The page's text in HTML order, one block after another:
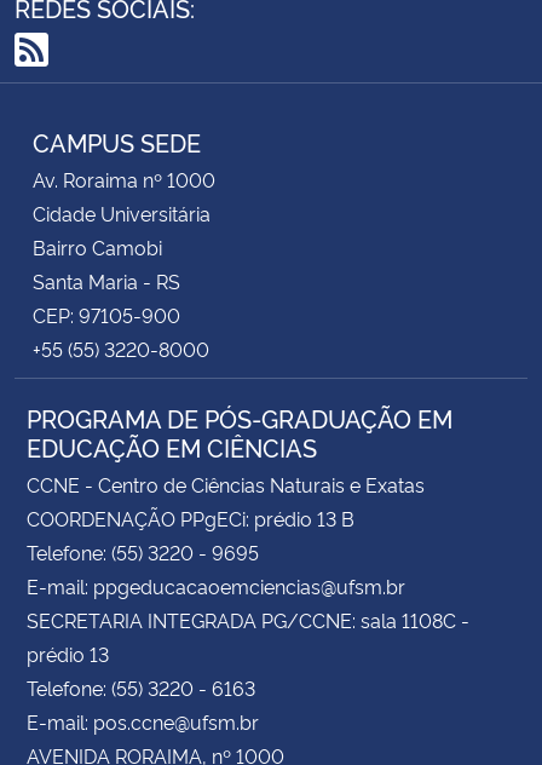
RSS
CAMPUS SEDE
Av. Roraima nº 1000
Cidade Universitária
Bairro Camobi
Santa Maria - RS
CEP: 97105-900
+55 (55) 3220-8000
PROGRAMA DE PÓS-GRADUAÇÃO EM
EDUCAÇÃO EM CIÊNCIAS
CCNE - Centro de Ciências Naturais e Exatas
COORDENAÇÃO PPgECi: prédio 13 B
Telefone: (55) 3220 - 9695
E-mail: ppgeducacaoemciencias@ufsm.br
SECRETARIA INTEGRADA PG/CCNE: sala 1108C -
prédio 13
Telefone: (55) 3220 - 6163
E-mail: pos.ccne@ufsm.br
AVENIDA RORAIMA, nº 1000